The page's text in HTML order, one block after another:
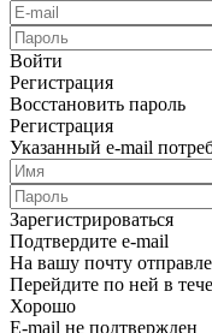
Войти
Регистрация
Восстановить пароль
Регистрация
Указанный e-mail
Зарегистрироваться
Подтвердите e-mail
На вашу почту
Перейдите по ней в
Хорошо
E-mail не подтвержден